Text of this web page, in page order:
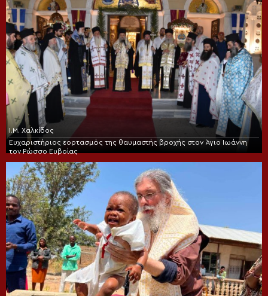
Ι.Μ. Χαλκίδος
Ευχαριστήριος εορτασμός της θαυμαστής βροχής στον Άγιο Ιωάννη
τον Ρώσσο Ευβοίας